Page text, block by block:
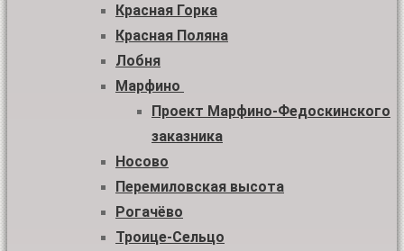
Красная Горка
Красная Поляна
Лобня
Марфино
Проект Марфино-Федоскинского
заказника
Носово
Перемиловская высота
Рогачёво
Троице-Сельцо